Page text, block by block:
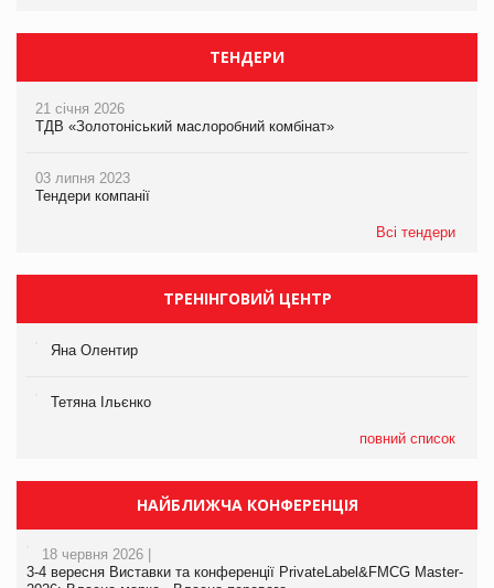
ТЕНДЕРИ
21 січня 2026
ТДВ «Золотоніський маслоробний комбінат»
03 липня 2023
Тендери компанії
Всі тендери
ТРЕНІНГОВИЙ ЦЕНТР
Яна Олентир
Тетяна Ільєнко
повний список
НАЙБЛИЖЧА КОНФЕРЕНЦІЯ
18 червня 2026 |
3-4 вересня Виставки та конференції PrivateLabel&FMCG Master-